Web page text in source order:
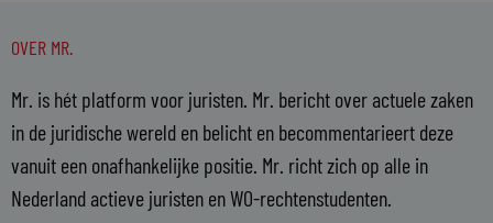
OVER MR.
Mr. is hét platform voor juristen. Mr. bericht over actuele zaken
in de juridische wereld en belicht en becommentarieert deze
vanuit een onafhankelijke positie. Mr. richt zich op alle in
Nederland actieve juristen en WO-rechtenstudenten.